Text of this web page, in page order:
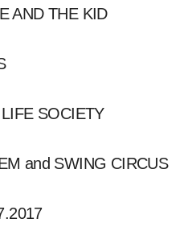
AND THE KID
SOCIETY
and SWING CIRCUS